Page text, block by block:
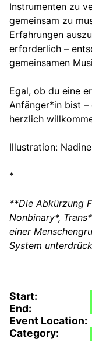
Instrumenten zu
gemeinsam zu
Erfahrungen
erforderlich –
gemeinsamen
Egal, ob du eine
Anfänger*in bist –
herzlich
Illustration:
*
**Die Abkürzung
Nonbinary*,
einer
System
Start:
End:
Event Location:
Category: